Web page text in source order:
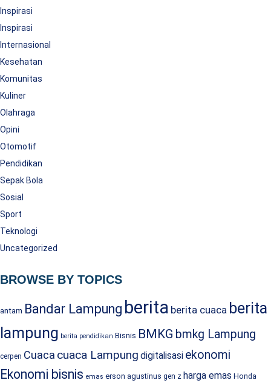
Inspirasi
Inspirasi
Internasional
Kesehatan
Komunitas
Kuliner
Olahraga
Opini
Otomotif
Pendidikan
Sepak Bola
Sosial
Sport
Teknologi
Uncategorized
BROWSE BY TOPICS
antam Bandar Lampung berita berita cuaca berita
lampung berita pendidikan Bisnis BMKG bmkg Lampung
cerpen Cuaca cuaca Lampung digitalisasi ekonomi
Ekonomi bisnis emas erson agustinus gen z harga emas Honda